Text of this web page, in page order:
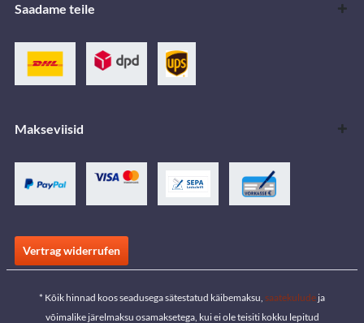
Saadame teile
Makseviisid
Vertrag widerrufen
* Kõik hinnad koos seadusega sätestatud käibemaksu, saatekulude ja
võimalike järelmaksu osamaksetega, kui ei ole teisiti kokku lepitud